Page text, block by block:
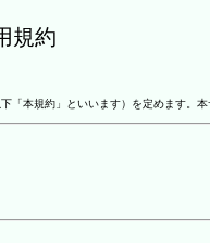
規約
本規約」といいます）を定めます。